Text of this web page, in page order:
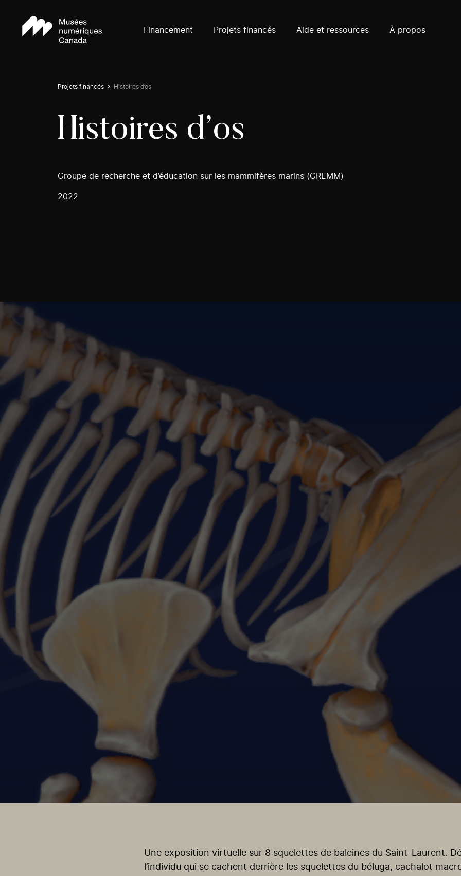
Financement Projets financés Aide et ressources À propos
Projets financés Histoires d’os
Histoires d’os
Groupe de recherche et d’éducation sur les mammifères marins (GREMM)
2022
Une exposition virtuelle sur 8 squelettes de baleines du Saint-Laurent.
l’individu qui se cachent derrière les squelettes du béluga, cachalot